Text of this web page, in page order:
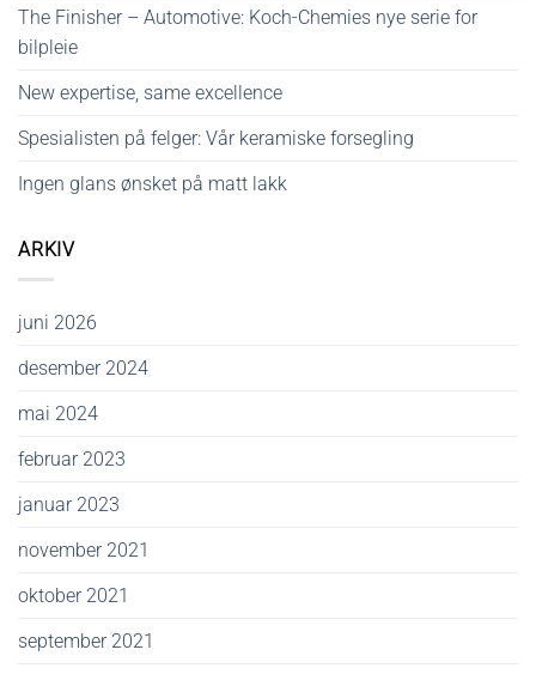
The Finisher – Automotive: Koch-Chemies nye serie for
bilpleie
New expertise, same excellence
Spesialisten på felger: Vår keramiske forsegling
Ingen glans ønsket på matt lakk
ARKIV
juni 2026
desember 2024
mai 2024
februar 2023
januar 2023
november 2021
oktober 2021
september 2021